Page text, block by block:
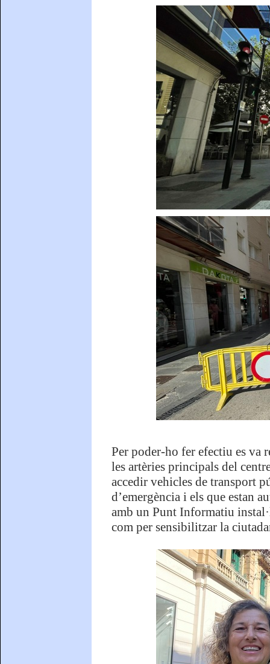
Per poder-ho fer efectiu es va
les artèries principals del
accedir vehicles de transport
d’emergència i els que estan
amb un Punt Informatiu
com per sensibilitzar la